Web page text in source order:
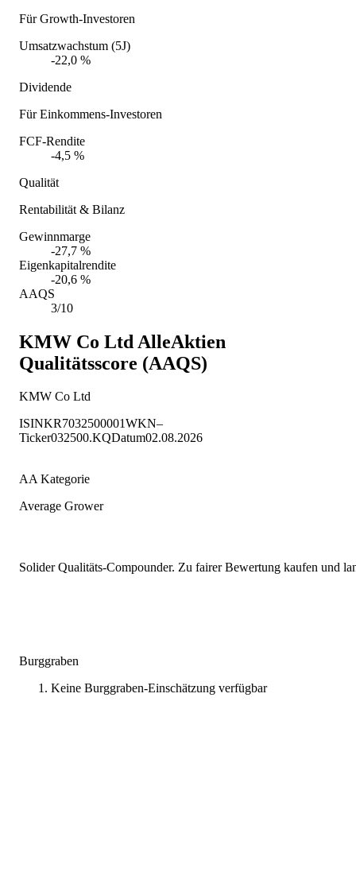
Für Growth-Investoren
Umsatzwachstum (5J)
-22,0 %
Dividende
Für Einkommens-Investoren
FCF-Rendite
-4,5 %
Qualität
Rentabilität & Bilanz
Gewinnmarge
-27,7 %
Eigenkapitalrendite
-20,6 %
AAQS
3/10
KMW Co Ltd AlleAktien
Qualitätsscore (AAQS)
KMW Co Ltd
ISINKR7032500001WKN–
Ticker032500.KQDatum02.08.2026
AA Kategorie
Average Grower
Solider Qualitäts-Compounder. Zu fairer Bewertung kaufen und
Burggraben
Keine Burggraben-Einschätzung verfügbar